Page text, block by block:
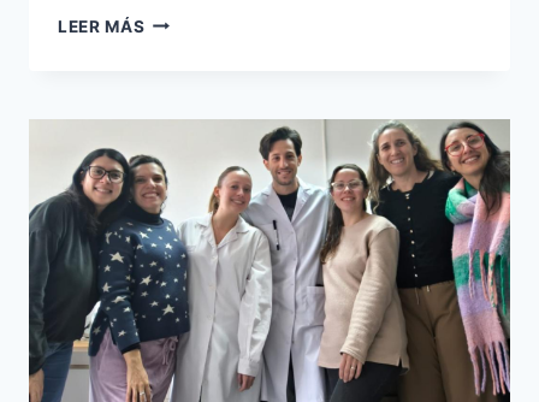
LEER MÁS LA
GRADOS
CON
MÁS
DE
80
NUEVOS
PROFESIONALES